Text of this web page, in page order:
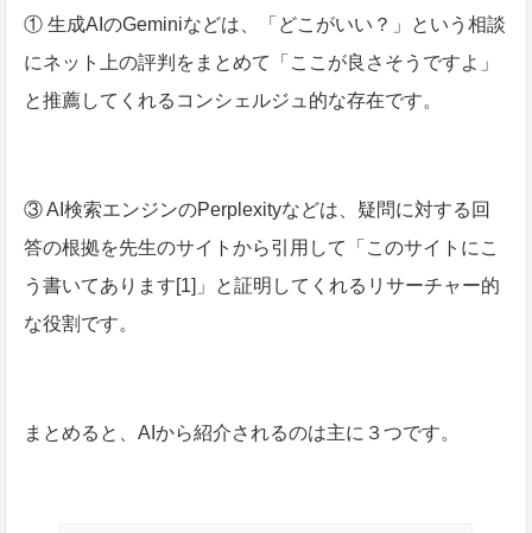
① 生成AIのGeminiなどは、「どこがいい？」という相談
にネット上の評判をまとめて「ここが良さそうですよ」
と推薦してくれるコンシェルジュ的な存在です。
③ AI検索エンジンのPerplexityなどは、疑問に対する回
答の根拠を先生のサイトから引用して「このサイトにこ
う書いてあります[1]」と証明してくれるリサーチャー的
な役割です。
まとめると、AIから紹介されるのは主に３つです。